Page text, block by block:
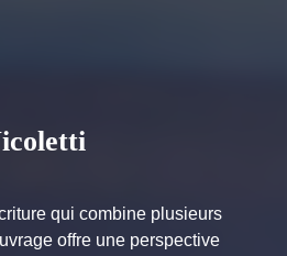
qui combine plusieurs
offre une perspective